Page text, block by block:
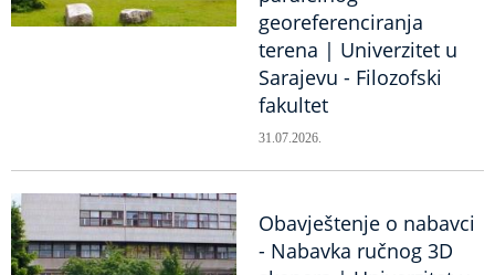
georeferenciranja
terena | Univerzitet u
Sarajevu - Filozofski
fakultet
31.07.2026.
Obavještenje o nabavci
- Nabavka ručnog 3D